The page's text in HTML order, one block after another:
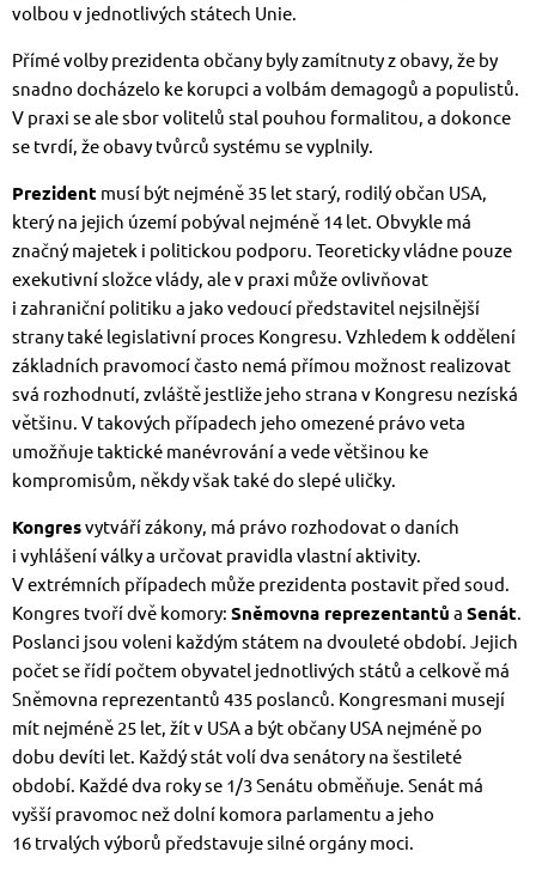
volbou v jednotlivých státech Unie.
Přímé volby prezidenta občany byly zamítnuty z obavy, že by
snadno docházelo ke korupci a volbám demagogů a populistů.
V praxi se ale sbor volitelů stal pouhou formalitou, a dokonce
se tvrdí, že obavy tvůrců systému se vyplnily.
Prezident musí být nejméně 35 let starý, rodilý občan USA,
který na jejich území pobýval nejméně 14 let. Obvykle má
značný majetek i politickou podporu. Teoreticky vládne pouze
exekutivní složce vlády, ale v praxi může ovlivňovat
i zahraniční politiku a jako vedoucí představitel nejsilnější
strany také legislativní proces Kongresu. Vzhledem k oddělení
základních pravomocí často nemá přímou možnost realizovat
svá rozhodnutí, zvláště jestliže jeho strana v Kongresu nezíská
většinu. V takových případech jeho omezené právo veta
umožňuje taktické manévrování a vede většinou ke
kompromisům, někdy však také do slepé uličky.
Kongresvytváří zákony, má právo rozhodovat o daních
i vyhlášení války a určovat pravidla vlastní aktivity.
V extrémních případech může prezidenta postavit před soud.
Kongres tvoří dvě komory: Sněmovna reprezentantů a Senát.
Poslanci jsou voleni každým státem na dvouleté období. Jejich
počet se řídí počtem obyvatel jednotlivých států a celkově má
Sněmovna reprezentantů 435 poslanců. Kongresmani musejí
mít nejméně 25 let, žít v USA a být občany USA nejméně po
dobu devíti let. Každý stát volí dva senátory na šestileté
období. Každé dva roky se 1/3 Senátu obměňuje. Senát má
vyšší pravomoc než dolní komora parlamentu a jeho
16 trvalých výborů představuje silné orgány moci.